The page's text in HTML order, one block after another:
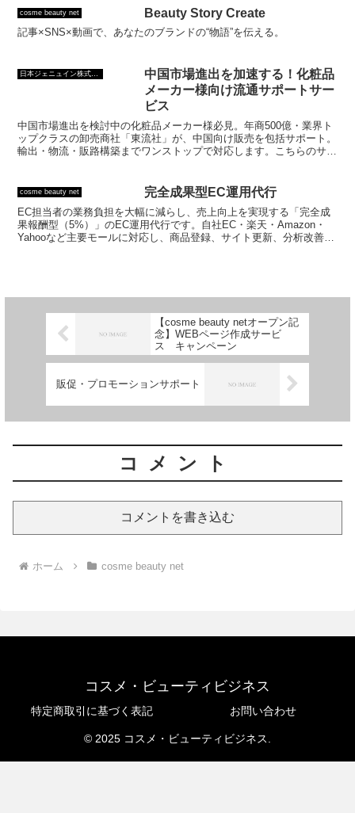
cosme beauty net Beauty Story Create
記事×SNS×動画で、あなたのブランドの“物語”を伝える。
日本ジェニュイン株式会社
中国市場進出を加速する！化粧品
メーカー様向け流通サポートサー
ビス
中国市場進出を検討中の化粧品メーカー様必見。年商500億・業界ト
ップクラスの卸売商社「東流社」が、中国向け販売を包括サポート。
輸出・物流・販路構築までワンストップで対応します。こちらのサー
cosme beauty net 完全成果型EC運用代行
EC担当者の業務負担を大幅に減らし、売上向上を実現する「完全成
果報酬型（5%）」のEC運用代行です。自社EC・楽天・Amazon・
Yahooなど主要モールに対応し、商品登録、サイト更新、分析改善、
【cosme beauty netオープン記
念】WEBページ作成サービ
ス キャンペーン
販促・プロモーションサポート
コメント
コメントを書き込む
ホーム cosme beauty net
コスメ・ビューティビジネス
特定商取引に基づく表記 お問い合わせ
© 2025 コスメ・ビューティビジネス.